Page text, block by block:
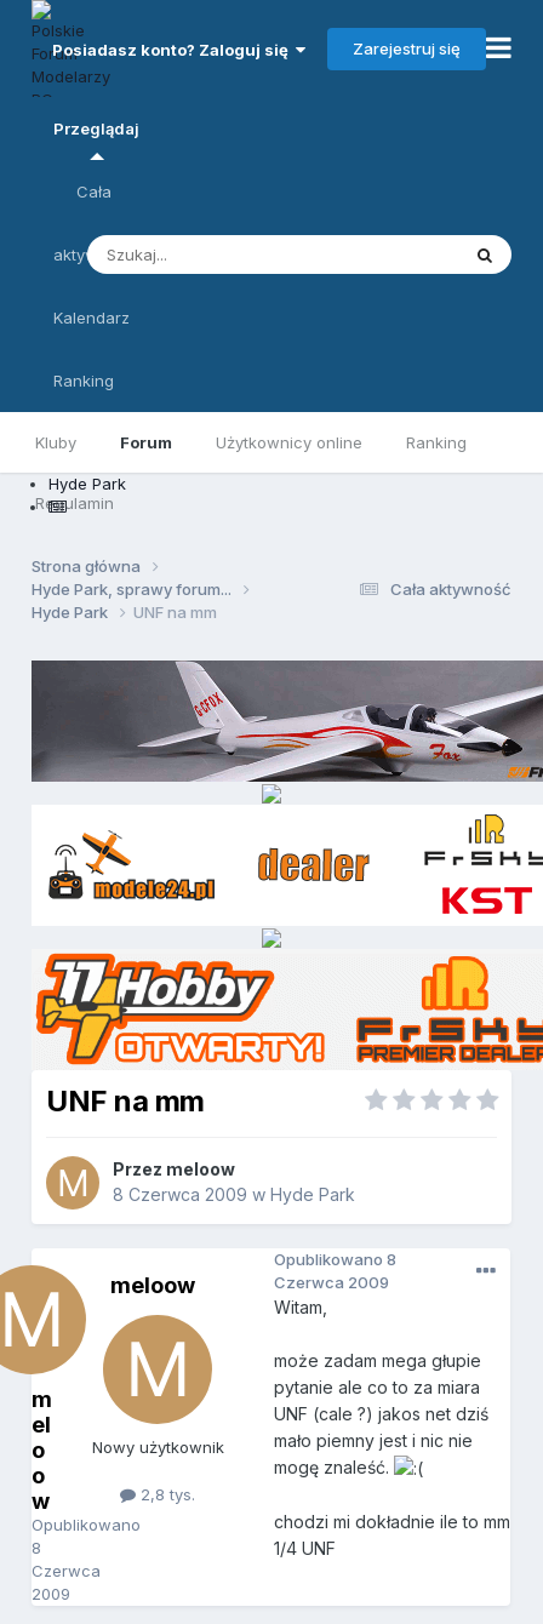
Posiadasz konto? Zaloguj się Zarejestruj się
Przeglądaj
Kluby Forum Użytkownicy online Ranking
Regulamin
Cała
aktywność
Kalendarz
Ranking
Hyde Park
Cała aktywność
Strona główna
Hyde Park, sprawy forum...
Hyde Park
UNF na mm
UNF na mm
Przez meloow
8 Czerwca 2009 wHyde Park
m
el
o
o
w
Opublikowano
8
Czerwca
2009
meloow
Nowy użytkownik
2,8 tys.
Opublikowano8
Czerwca 2009
Witam,
może zadam mega głupie
pytanie ale co to za miara
UNF (cale ?) jakos net dziś
mało piemny jest i nic nie
mogę znaleść.
chodzi mi dokładnie ile to mm
1/4 UNF